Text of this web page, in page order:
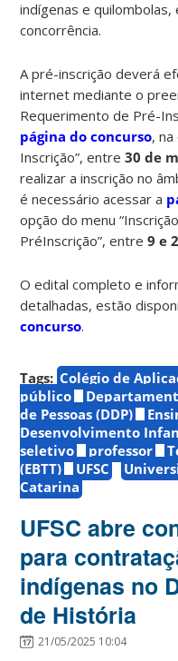
indígenas e quilombolas,
concorrência.
A pré-inscrição deverá
internet mediante o
Requerimento de Pré-
página do concurso,
Inscrição”, entre30 de
realizar a inscrição no
é necessário acessar a
opção do menu
PréInscrição”, entre9 e
O edital completo e
detalhadas, estão
concurso.
Tags: Colégio de
público
de Pessoas (DDP)
Desenvolvimento
seletivo
professor
(EBTT)
UFSC
Catarina
UFSC abre
para
indígenas no
de História
21/05/2025 10:04